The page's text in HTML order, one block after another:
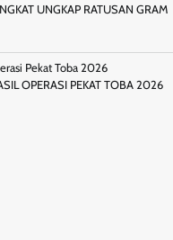
UNGKAP RATUSAN GRAM
Pekat Toba 2026
OPERASI PEKAT TOBA 2026